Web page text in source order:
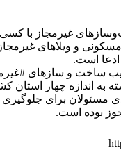
غیرمجاز با
و ویلاهای
ادعا است.
ساخت و سازهای
اندازه چهار استان
مسئولان برای جلوگیری
بوده است.